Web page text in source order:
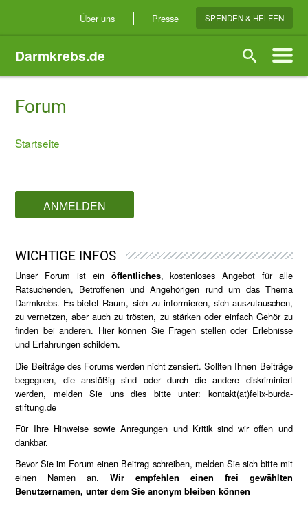
Über uns Presse SPENDEN & HELFEN
Darmkrebs.de
Forum
Startseite
ANMELDEN
WICHTIGE INFOS
Unser Forum ist ein öffentliches, kostenloses Angebot für alle
Ratsuchenden, Betroffenen und Angehörigen rund um das Thema
Darmkrebs. Es bietet Raum, sich zu informieren, sich auszutauschen,
zu vernetzen, aber auch zu trösten, zu stärken oder einfach Gehör zu
finden bei anderen. Hier können Sie Fragen stellen oder Erlebnisse
und Erfahrungen schildern.
Die Beiträge des Forums werden nicht zensiert. Sollten Ihnen Beiträge
begegnen, die anstößig sind oder durch die andere diskriminiert
werden, melden Sie uns dies bitte unter: kontakt(at)felix-burda-
stiftung.de
Für Ihre Hinweise sowie Anregungen und Kritik sind wir offen und
dankbar.
Bevor Sie im Forum einen Beitrag schreiben, melden Sie sich bitte mit
einen Namen an.Wir empfehlen einen frei gewählten
Benutzernamen, unter dem Sie anonym bleiben können